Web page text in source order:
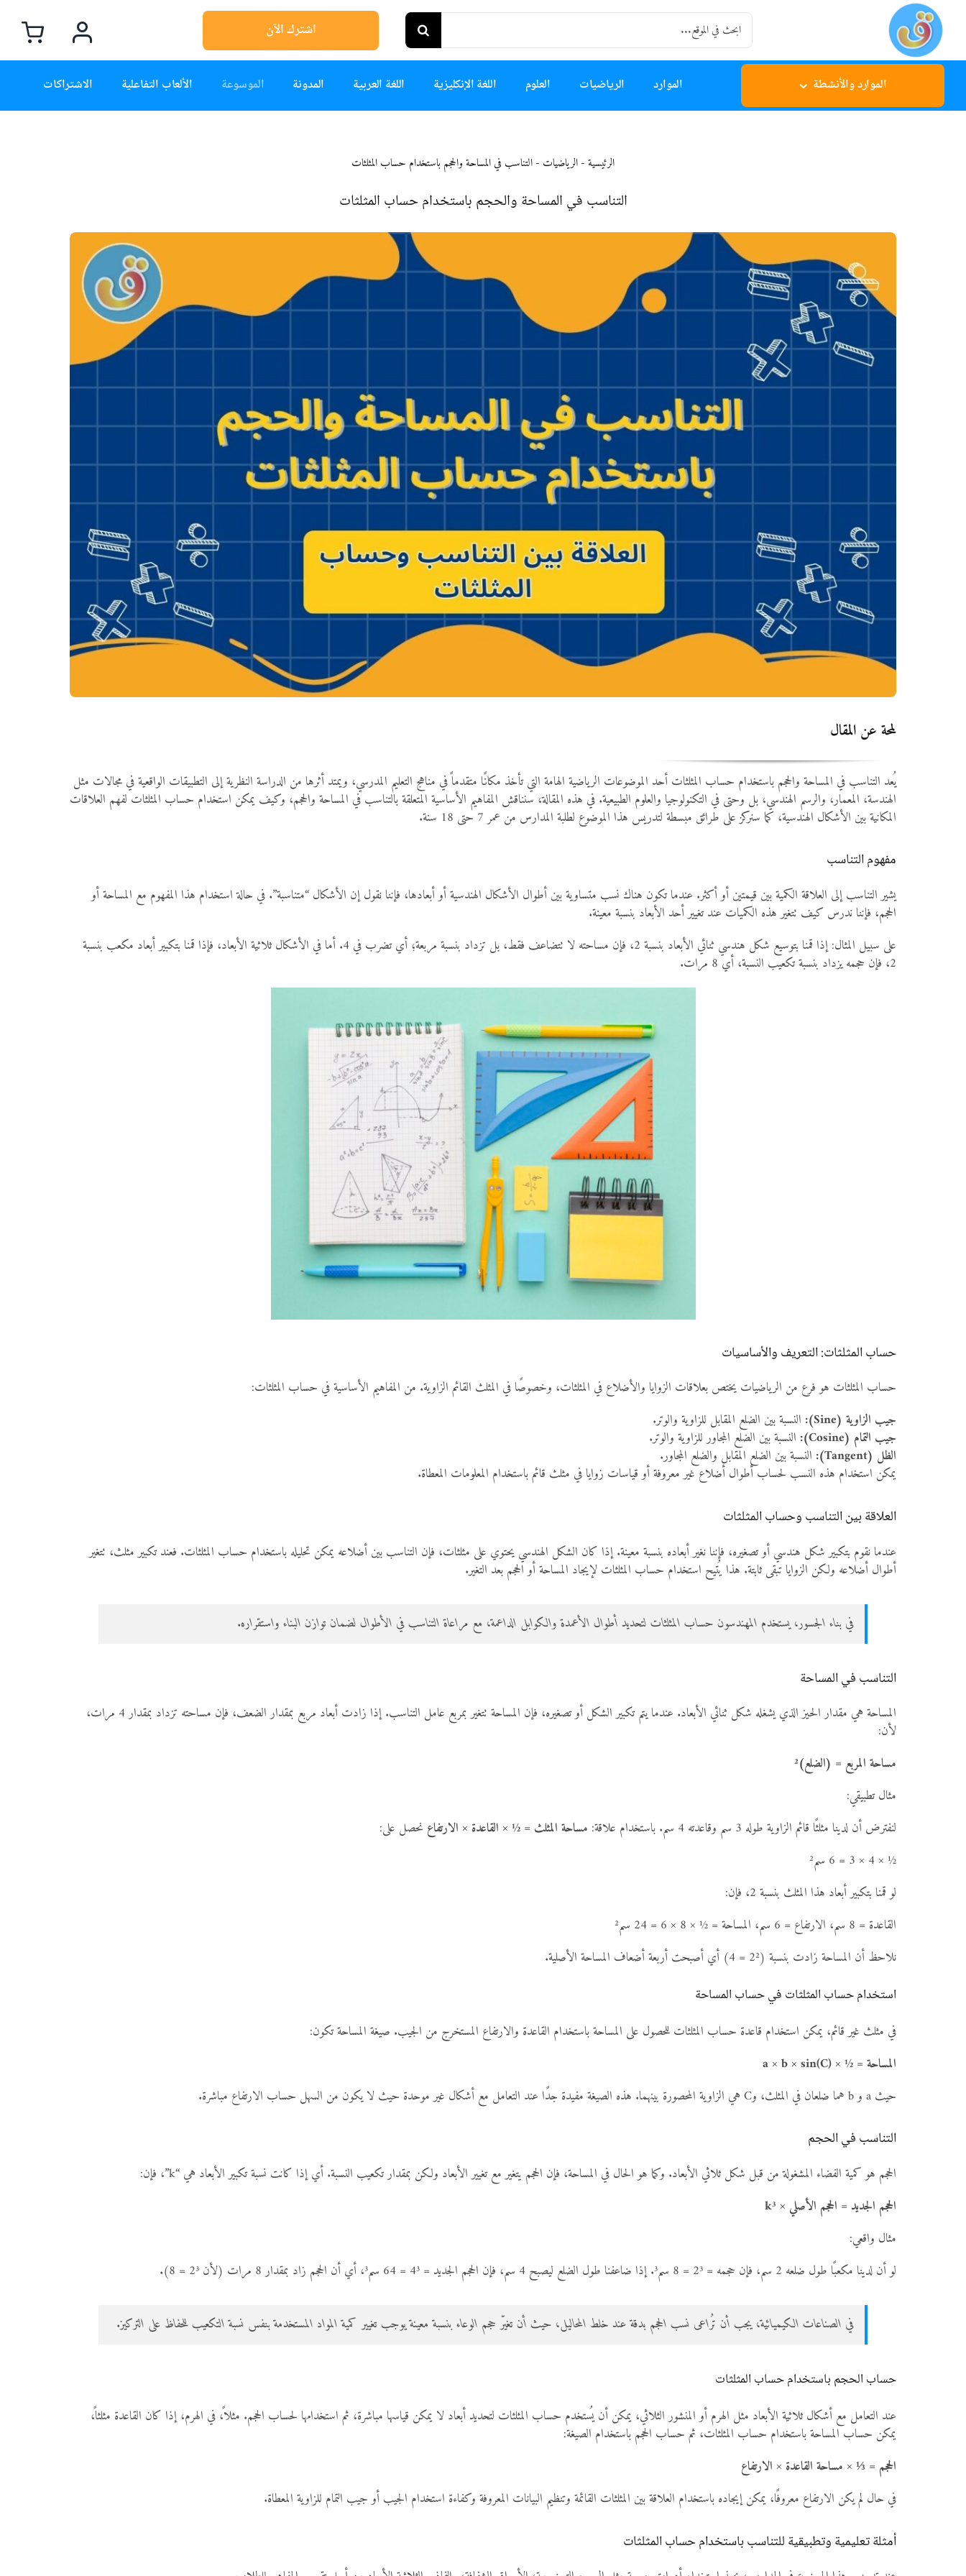
content
Search
for:
اشترك الآن
الموارد والأنشطة الموارد الرياضيات العلوم اللغة الإنكليزية اللغة العربية المدونة الموسوعة الألعاب التفاعلية الاشتراكات
الرئيسية-الرياضيات -التناسب في المساحة والحجم باستخدام حساب المثلثات
التناسب في المساحة والحجم باستخدام حساب المثلثات
لمحة عن المقال
يُعد التناسب في المساحة والحجم باستخدام حساب المثلثات أحد الموضوعات الرياضية الهامة التي تأخذ مكانًا متقدماً في مناهج التعليم المدرسي، ويمتد أثرها من الدراسة النظرية إلى التطبيقات الواقعية في مجالات مثل
الهندسة، المعمار، والرسم الهندسي، بل وحتى في التكنولوجيا والعلوم الطبيعية. في هذه المقالة، سنناقش المفاهيم الأساسية المتعلقة بالتناسب في المساحة والحجم، وكيف يمكن استخدام حساب المثلثات لفهم العلاقات
المكانية بين الأشكال الهندسية، كما سنركز على طرائق مبسطة لتدريس هذا الموضوع لطلبة المدارس من عمر 7 حتى 18 سنة.
مفهوم التناسب
يشير التناسب إلى العلاقة الكمية بين قيمتين أو أكثر. عندما تكون هناك نسب متساوية بين أطوال الأشكال الهندسية أو أبعادها، فإننا نقول إن الأشكال “متناسبة”. في حالة استخدام هذا المفهوم مع المساحة أو
الحجم، فإننا ندرس كيف تتغير هذه الكميات عند تغيير أحد الأبعاد بنسبة معينة.
على سبيل المثال: إذا قمنا بتوسيع شكل هندسي ثنائي الأبعاد بنسبة 2، فإن مساحته لا تتضاعف فقط، بل تزداد بنسبة مربعة؛ أي تضرب في 4. أما في الأشكال ثلاثية الأبعاد، فإذا قمنا بتكبير أبعاد مكعب بنسبة
2، فإن حجمه يزداد بنسبة تكعيب النسبة، أي 8 مرات.
حساب المثلثات: التعريف والأساسيات
حساب المثلثات هو فرع من الرياضيات يختص بعلاقات الزوايا والأضلاع في المثلثات، وخصوصًا في المثلث القائم الزاوية. من المفاهيم الأساسية في حساب المثلثات:
جيب الزاوية (Sine):
النسبة بين الضلع المقابل للزاوية والوتر.
جيب التمام (Cosine):
النسبة بين الضلع المجاور للزاوية والوتر.
الظل (Tangent):
النسبة بين الضلع المقابل والضلع المجاور.
يمكن استخدام هذه النسب لحساب أطوال أضلاع غير معروفة أو قياسات زوايا في مثلث قائم باستخدام المعلومات المعطاة.
العلاقة بين التناسب وحساب المثلثات
عندما نقوم بتكبير شكل هندسي أو تصغيره، فإننا نغير أبعاده بنسبة معينة. إذا كان الشكل الهندسي يحتوي على مثلثات، فإن التناسب بين أضلاعه يمكن تحليله باستخدام حساب المثلثات. فعند تكبير مثلث، تتغير
أطوال أضلاعه ولكن الزوايا تبقى ثابتة. هذا يُتيح استخدام حساب المثلثات لإيجاد المساحة أو الحجم بعد التغير.
في بناء الجسور، يستخدم المهندسون حساب المثلثات لتحديد أطوال الأعمدة والكوابل الداعمة، مع مراعاة التناسب في الأطوال لضمان توازن البناء واستقراره.
التناسب في المساحة
المساحة هي مقدار الحيز الذي يشغله شكل ثنائي الأبعاد. عندما يتم تكبير الشكل أو تصغيره، فإن المساحة تتغير بمربع عامل التناسب. إذا زادت أبعاد مربع بمقدار الضعف، فإن مساحته تزداد بمقدار 4 مرات،
لأن:
مساحة المربع = (الضلع)²
مثال تطبيقي:
لنفترض أن لدينا مثلثًا قائم الزاوية طوله 3 سم وقاعدته 4 سم. باستخدام علاقة:
مساحة المثلث = ½ × القاعدة × الارتفاع نحصل على:
½ × 4 × 3 = 6 سم²
لو قمنا بتكبير أبعاد هذا المثلث بنسبة 2، فإن:
القاعدة = 8 سم، الارتفاع = 6 سم، المساحة = ½ × 8 × 6 = 24 سم²
نلاحظ أن المساحة زادت بنسبة (2² = 4) أي أصبحت أربعة أضعاف المساحة الأصلية.
استخدام حساب المثلثات في حساب المساحة
في مثلث غير قائم، يمكن استخدام قاعدة حساب المثلثات للحصول على المساحة باستخدام القاعدة والارتفاع المستخرج من الجيب. صيغة المساحة تكون:
المساحة = ½ × a × b × sin(C)
حيث a و b هما ضلعان في المثلث، وC هي الزاوية المحصورة بينهما. هذه الصيغة مفيدة جدًا عند التعامل مع أشكال غير موحدة حيث لا يكون من السهل حساب الارتفاع مباشرة.
التناسب في الحجم
الحجم هو كمية الفضاء المشغولة من قبل شكل ثلاثي الأبعاد. وكما هو الحال في المساحة، فإن الحجم يتغير مع تغيير الأبعاد ولكن بمقدار تكعيب النسبة. أي إذا كانت نسبة تكبير الأبعاد هي “k”، فإن:
الحجم الجديد = الحجم الأصلي × k³
مثال واقعي:
لو أن لدينا مكعبًا طول ضلعه 2 سم، فإن حجمه = 2³ = 8 سم³. إذا ضاعفنا طول الضلع ليصبح 4 سم، فإن الحجم الجديد = 4³ = 64 سم³، أي أن الحجم زاد بمقدار 8 مرات (لأن 2³ = 8).
في الصناعات الكيميائية، يجب أن تُراعى نسب الحجم بدقة عند خلط المحاليل، حيث أن تغيّر حجم الوعاء بنسبة معينة يوجب تغيير كمية المواد المستخدمة بنفس نسبة التكعيب للحفاظ على التركيز.
حساب الحجم باستخدام حساب المثلثات
عند التعامل مع أشكال ثلاثية الأبعاد مثل الهرم أو المنشور الثلاثي، يمكن أن يُستخدم حساب المثلثات لتحديد أبعاد لا يمكن قياسها مباشرة، ثم استخدامها لحساب الحجم. مثلاً، في الهرم، إذا كان القاعدة مثلثاً،
يمكن حساب المساحة باستخدام حساب المثلثات، ثم حساب الحجم باستخدام الصيغة:
الحجم = ⅓ × مساحة القاعدة × الارتفاع
في حال لم يكن الارتفاع معروفًا، يمكن إيجاده باستخدام العلاقة بين المثلثات القائمة وتنظيم البيانات المعروفة وكفاءة استخدام الجيب أو جيب التمام للزاوية المعطاة.
أمثلة تعليمية وتطبيقية للتناسب باستخدام حساب المثلثات